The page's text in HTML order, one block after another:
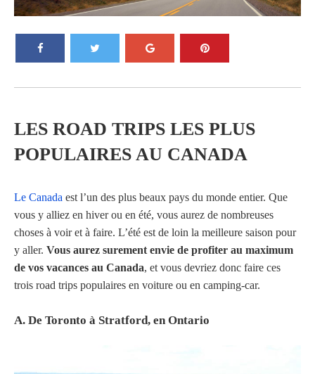
LES ROAD TRIPS LES PLUS
POPULAIRES AU CANADA
Le Canada est l’un des plus beaux pays du monde entier. Que
vous y alliez en hiver ou en été, vous aurez de nombreuses
choses à voir et à faire. L’été est de loin la meilleure saison pour
y aller. Vous aurez surement envie de profiter au maximum
de vos vacances au Canada, et vous devriez donc faire ces
trois road trips populaires en voiture ou en camping-car.
A. De Toronto à Stratford, en Ontario